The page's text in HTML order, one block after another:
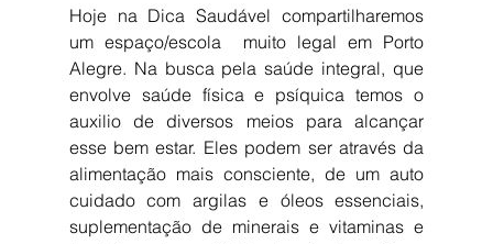
Hoje na Dica Saudável compartilharemos
um espaço/escola  muito legal em Porto
Alegre. Na busca pela saúde integral, que
envolve saúde física e psíquica temos o
auxilio de diversos meios para alcançar
esse bem estar. Eles podem ser através da
alimentação mais consciente, de um auto
cuidado com argilas e óleos essenciais,
suplementação de minerais e vitaminas e